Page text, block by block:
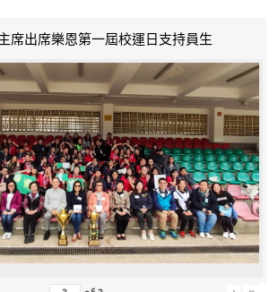
席出席樂恩第一屆校運日支持員生